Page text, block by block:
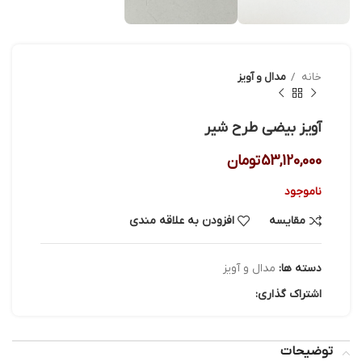
خانه مدال و آویز
آویز بیضی طرح شیر
53,120,000تومان
ناموجود
مقایسه
افزودن به علاقه مندی
دسته ها: مدال و آویز
اشتراک گذاری:
توضیحات